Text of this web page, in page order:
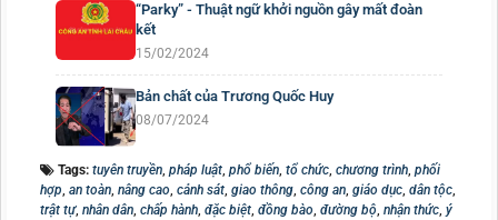
“Parky” - Thuật ngữ khởi nguồn gây mất đoàn
kết
15/02/2024
Bản chất của Trương Quốc Huy
08/07/2024
Tags: tuyên truyền, pháp luật, phổ biến, tổ chức, chương trình, phối
hợp, an toàn, nâng cao, cảnh sát, giao thông, công an, giáo dục, dân tộc,
trật tự, nhân dân, chấp hành, đặc biệt, đồng bào, đường bộ, nhận thức, ý